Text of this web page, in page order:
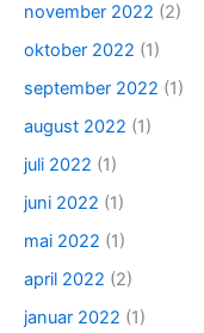
november 2022 (2)
oktober 2022 (1)
september 2022 (1)
august 2022 (1)
juli 2022 (1)
juni 2022 (1)
mai 2022 (1)
april 2022 (2)
januar 2022 (1)